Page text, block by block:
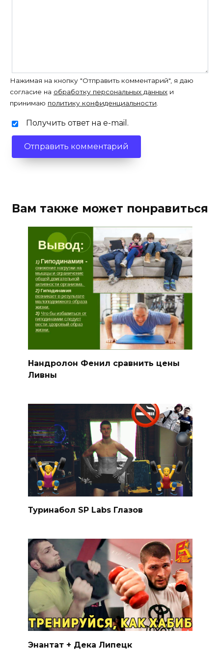
Нажимая на кнопку "Отправить комментарий", я даю
согласие на обработку персональных данных и
принимаю политику конфиденциальности.
Получить ответ на e-mail.
Вам также может понравиться
Нандролон Фенил сравнить цены
Ливны
Туринабол SP Labs Глазов
Энантат + Дека Липецк